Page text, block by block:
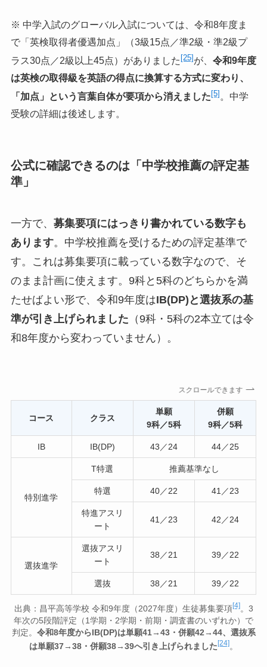
※ 中学入試のグローバル入試については、令和8年度ま
で「英検取得者優遇加点」（3級15点／準2級・準2級プ
ラス30点／2級以上45点）がありました [25]が、 令和9年度
は英検の取得級を英語の得点に換算する方式に変わり、
「加点」という言葉自体が要項から消えました [5] 。中学
受験の詳細は後述します。
公式に確認できるのは「中学校推薦の評定基
準」
一方で、 募集要項にはっきり書かれている数字も
あります。中学校推薦を受けるための評定基準で
す。これは募集要項に載っている数字なので、そ
のまま計画に使えます。9科と5科のどちらかを満
たせばよい形で、令和9年度はIB(DP)と選抜系の基
準が引き上げられました （9科・5科の2本立ては令
和8年度から変わっていません）。
スクロールできます
コース クラス
単願
9科／5科
併願
9科／5科
IB IB(DP) 43／24 44／25
特別進学
T特選 推薦基準なし
特選 40／22 41／23
特進アスリ
ート
41／23 42／24
選抜進学
選抜アスリ
ート
38／21 39／22
選抜 38／21 39／22
出典：昌平高等学校 令和9年度（2027年度）生徒募集要項[4]。3
年次の5段階評定（1学期・2学期・前期・調査書のいずれか）で
判定。 令和8年度からIB(DP)は単願41→43・併願42→44、選抜系
は単願37→38・併願38→39へ引き上げられました [24] 。